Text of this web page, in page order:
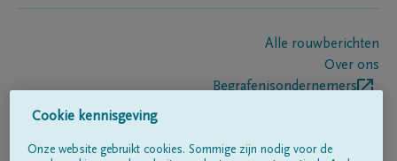
Alle rouwberichten
Over ons
Begrafenisondernemers
Cookie kennisgeving
Onze website gebruikt cookies. Sommige zijn nodig voor de